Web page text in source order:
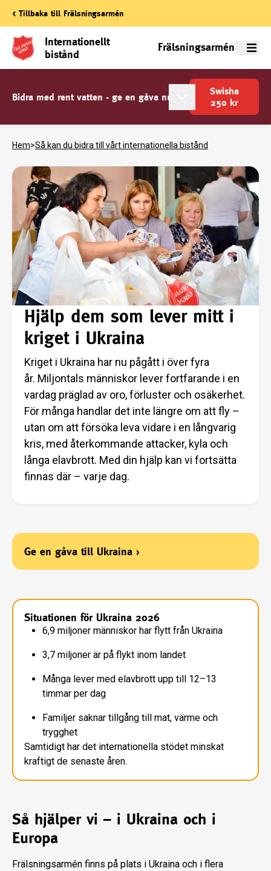
< Tillbaka till Frälsningsarmén
Internationellt
bistånd
Frälsningsarmén Meny
Bidra med rent vatten - ge en gåva nu
Swisha
250 kr
Hem>Så kan du bidra till vårt internationella bistånd
Hjälp dem som lever mitt i
kriget i Ukraina
Kriget i Ukraina har nu pågått i över fyra
år. Miljontals människor lever fortfarande i en
vardag präglad av oro, förluster och osäkerhet.
För många handlar det inte längre om att fly –
utan om att försöka leva vidare i en långvarig
kris, med återkommande attacker, kyla och
långa elavbrott. Med din hjälp kan vi fortsätta
finnas där – varje dag.
Ge en gåva till Ukraina ›
Situationen för Ukraina 2026
6,9 miljoner människor har flytt från Ukraina
3,7 miljoner är på flykt inom landet
Många lever med elavbrott upp till 12–13
timmar per dag
Familjer saknar tillgång till mat, värme och
trygghet
Samtidigt har det internationella stödet minskat
kraftigt de senaste åren.
Så hjälper vi – i Ukraina och i
Europa
Frälsningsarmén finns på plats i Ukraina och i flera